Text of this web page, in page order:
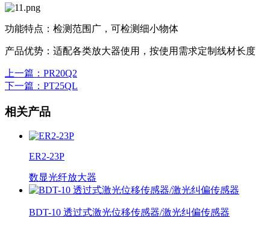
功能特点：检测范围广，可检测细小物体
产品优势：适配各类放大器使用，按使用需求定制线材长度
上一篇 ：PR20Q2
下一篇 ：PT25QL
相关产品
ER2-23P
数显光纤放大器
BDT-10 透过式激光位移传感器/激光纠偏传感器